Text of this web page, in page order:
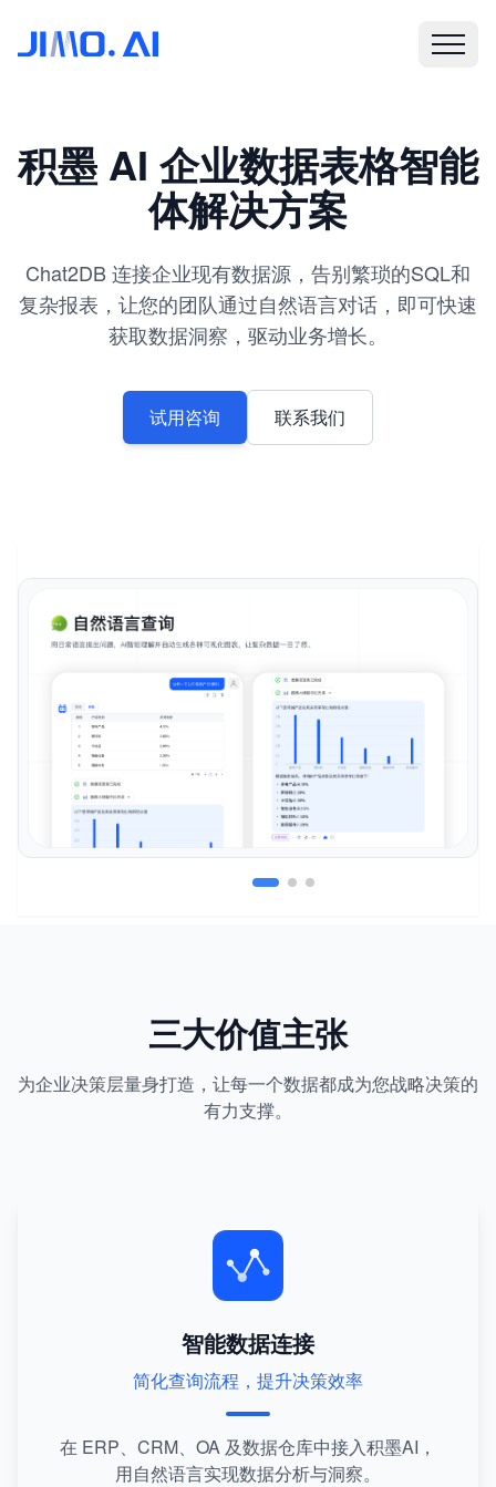
积墨 AI 企业数据表格智能
体解决方案
Chat2DB 连接企业现有数据源，告别繁琐的SQL和
复杂报表，让您的团队通过自然语言对话，即可快速
获取数据洞察，驱动业务增长。
试用咨询 联系我们
三大价值主张
为企业决策层量身打造，让每一个数据都成为您战略决策的
有力支撑。
智能数据连接
简化查询流程，提升决策效率
在 ERP、CRM、OA 及数据仓库中接入积墨AI，
用自然语言实现数据分析与洞察。